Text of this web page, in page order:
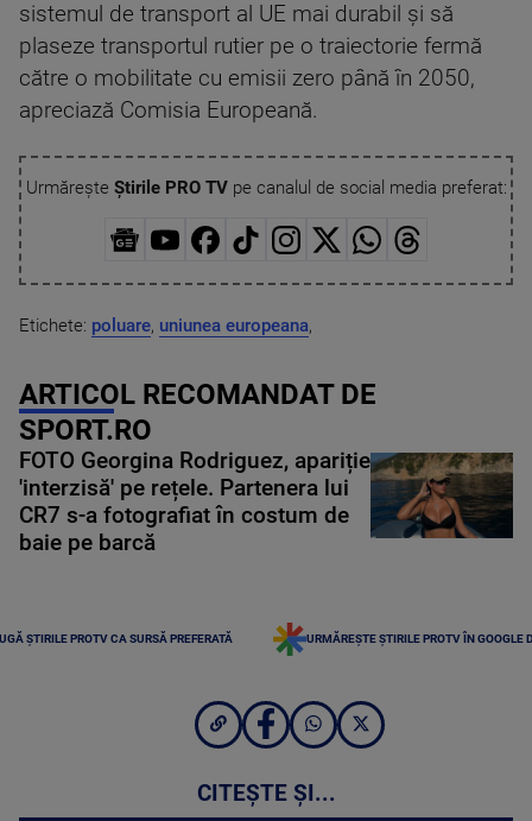
sistemul de transport al UE mai durabil şi să
plaseze transportul rutier pe o traiectorie fermă
către o mobilitate cu emisii zero până în 2050,
apreciază Comisia Europeană.
Urmărește Știrile PRO TVpe canalul de social media preferat:
Etichete: poluare, uniunea europeana,
ARTICOL RECOMANDAT DE
SPORT.RO
FOTO Georgina Rodriguez, apariție
'interzisă' pe rețele. Partenera lui
CR7 s-a fotografiat în costum de
baie pe barcă
ȘTIRILE PROTV CA SURSĂ PREFERATĂ URMĂREȘTE ȘTIRILE PROTV ÎN GOOGLE
CITEȘTE ȘI...